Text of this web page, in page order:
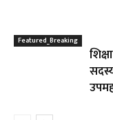
Featured_Breaking